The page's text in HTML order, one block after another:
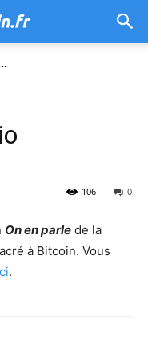
0
106
On en parle de la
à Bitcoin. Vous
.